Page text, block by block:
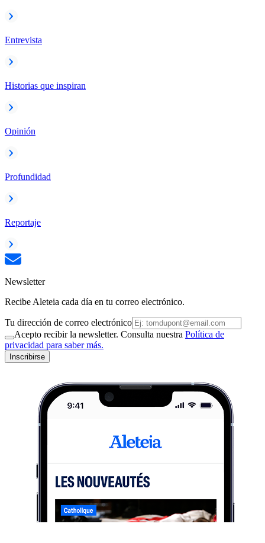
Entrevista
Historias que inspiran
Opinión
Profundidad
Reportaje
Newsletter
Recibe Aleteia cada día en tu correo electrónico.
Tu dirección de correo electrónico
Acepto recibir la newsletter. Consulta nuestra Política de
privacidad para saber más.
Inscribirse